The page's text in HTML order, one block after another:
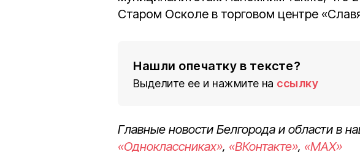
Старом Осколе в торговом центре
Нашли опечатку в тексте?
Выделите ее и нажмите на ссылку
Главные новости Белгорода и области в
«Одноклассниках», «ВКонтакте», «MAX»